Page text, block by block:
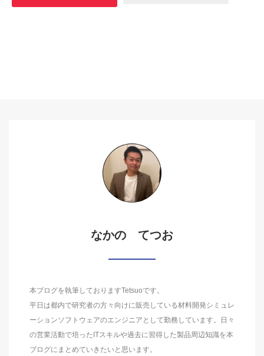
なかの てつお
本ブログを執筆しておりますTetsuoです。
平日は都内で研究者の方々向けに販売している材料開発シミュレ
ーションソフトウェアのエンジニアとして勤務しています。日々
の営業活動で培ったITスキルや過去に習得した製品周辺知識を本
ブログにまとめていきたいと思います。